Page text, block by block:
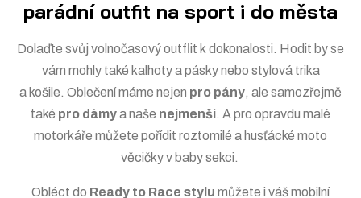
parádní outfit na sport i do města
Dolaďte svůj volnočasový outflit k dokonalosti. Hodit by se
vám mohly také kalhoty a páskynebo stylová trika
a košile. Oblečení máme nejen pro pány, ale samozřejmě
také pro dámya naše nejmenší. A pro opravdu malé
motorkáře můžete pořídit roztomilé a husťácké moto
věcičky v baby sekci.
Obléct do Ready to Race stylu můžete i vášmobilní